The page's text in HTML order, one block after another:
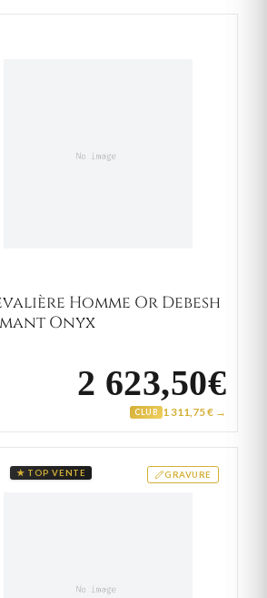
Onyx
Homme Or Debesh
Onyx
2 623,50€
CLUB 1 311,75 € →
GRAVURE
★ TOP VENTE Pendentif Or Parchemin